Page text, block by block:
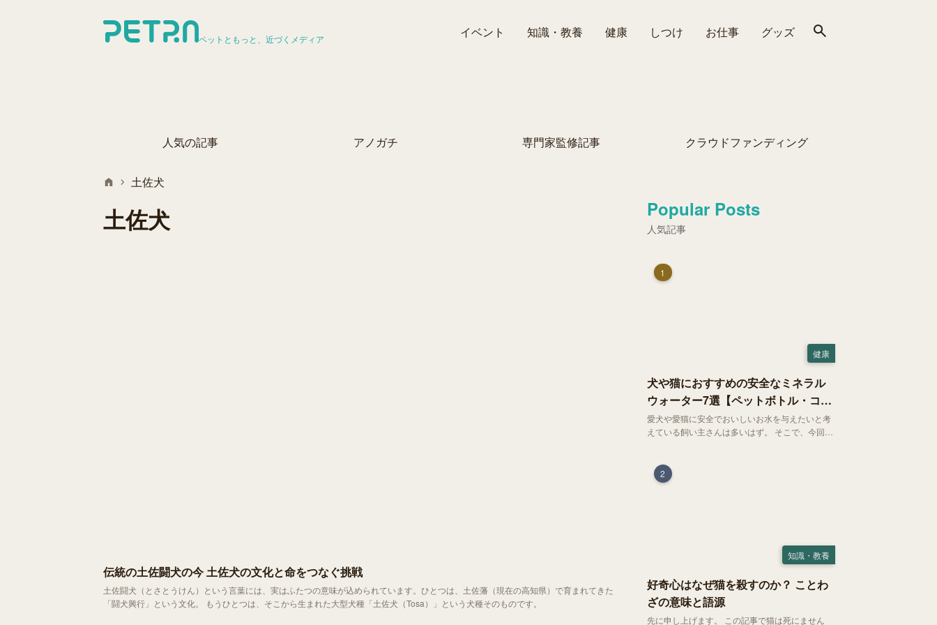
ペットともっと、近づくメディア イベント 知識・教養 健康 しつけ お仕事 グッズ
人気の記事 アノガチ 専門家監修記事 クラウドファンディング
土佐犬
土佐犬
伝統の土佐闘犬の今 土佐犬の文化と命をつなぐ挑戦
土佐闘犬（とさとうけん）という言葉には、実はふたつの意味が込められています。ひとつは、土佐藩（現在の高知県）で育まれてきた
「闘犬興行」という文化。 もうひとつは、そこから生まれた大型犬種「土佐犬（Tosa）」という犬種そのものです。
Popular Posts
人気記事
1
健康
犬や猫におすすめの安全なミネラル
ウォーター7選【ペットボトル・コン
ビニ対応】
愛犬や愛猫に安全でおいしいお水を与えたいと考
えている飼い主さんは多いはず。 そこで、今回は
おすすめなものを厳選してご紹介します！
2
知識・教養
好奇心はなぜ猫を殺すのか？ ことわ
ざの意味と語源
先に申し上げます。 この記事で猫は死にません